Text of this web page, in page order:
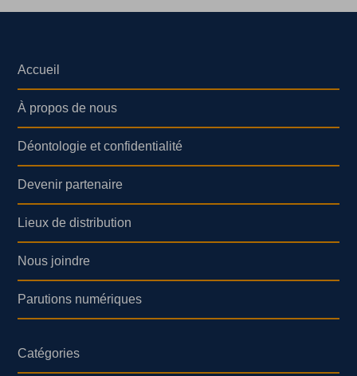
Accueil
À propos de nous
Déontologie et confidentialité
Devenir partenaire
Lieux de distribution
Nous joindre
Parutions numériques
Catégories